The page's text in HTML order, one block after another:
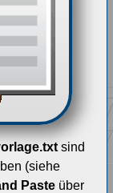
sind
(siehe
Paste über